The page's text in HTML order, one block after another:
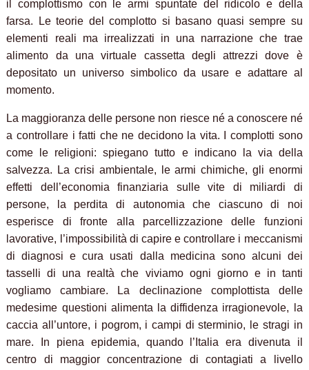
il complottismo con le armi spuntate del ridicolo e della
farsa. Le teorie del complotto si basano quasi sempre su
elementi reali ma irrealizzati in una narrazione che trae
alimento da una virtuale cassetta degli attrezzi dove è
depositato un universo simbolico da usare e adattare al
momento.
La maggioranza delle persone non riesce né a conoscere né
a controllare i fatti che ne decidono la vita. I complotti sono
come le religioni: spiegano tutto e indicano la via della
salvezza.
La crisi ambientale, le armi chimiche, gli enormi
effetti dell’economia finanziaria sulle vite di miliardi di
persone, la perdita di autonomia che ciascuno di noi
esperisce di fronte alla parcellizzazione delle funzioni
lavorative, l’impossibilità di capire e controllare i meccanismi
di diagnosi e cura usati dalla medicina sono alcuni dei
tasselli di una realtà che viviamo ogni giorno e in tanti
vogliamo cambiare. La declinazione complottista delle
medesime questioni alimenta ladiffidenza irragionevole, la
caccia all’untore, i pogrom, i campi di sterminio, le stragi in
mare. In piena epidemia, quando l’Italia era divenuta il
centro di maggior concentrazione di contagiati a livello